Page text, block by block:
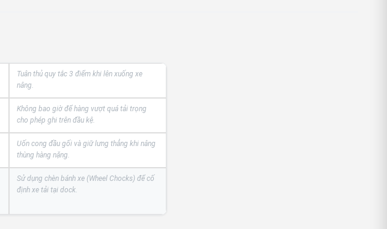
Tuân thủ quy tắc 3 điểm khi lên xuống xe
nâng.
Không bao giờ để hàng vượt quá tải trọng
cho phép ghi trên đầu kệ.
Uốn cong đầu gối và giữ lưng thẳng khi nâng
thùng hàng nặng.
Sử dụng chèn bánh xe (Wheel Chocks) để cố
định xe tải tại dock.